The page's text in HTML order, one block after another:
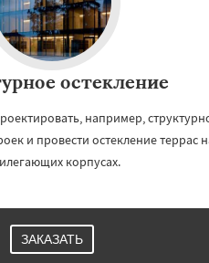
остекление
например,
и провести остекление террас
корпусах.
ЗАКАЗАТЬ